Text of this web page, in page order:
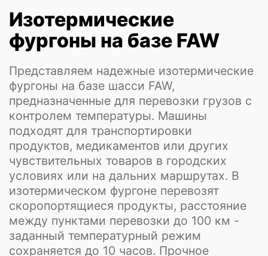
подходят для транспортировки
продуктов, медикаментов или других
чувствительных товаров в городских
условиях или на дальних маршрутах. В
скоропортящиеся продукты, расстояние
между пунктами перевозки до 100 км -
заданный температурный режим
сохраняется до 10 часов. Прочное
китайское шасси в паре с качественной
изоляцией обеспечивает сохранность
груза, удобство и низкие затраты. Если
нужен не просто грузовик, а эффективный
инструмент для бизнеса, это вариант с
оптимальным балансом цены и качества,
который быстро окупится